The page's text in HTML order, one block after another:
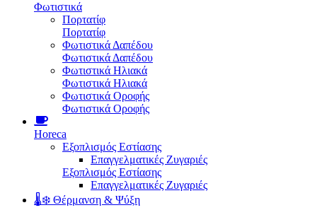
Φωτιστικά
Πορτατίφ
Πορτατίφ
Φωτιστικά Δαπέδου
Φωτιστικά Δαπέδου
Φωτιστικά Ηλιακά
Φωτιστικά Ηλιακά
Φωτιστικά Οροφής
Φωτιστικά Οροφής
Horeca
Εξοπλισμός Εστίασης
Επαγγελματικές Ζυγαριές
Εξοπλισμός Εστίασης
Επαγγελματικές Ζυγαριές
🌡️❄️ Θέρμανση & Ψύξη